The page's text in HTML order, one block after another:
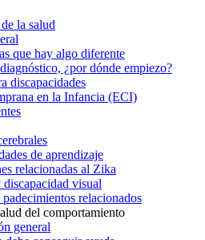
la salud
que hay algo diferente
¿por dónde empiezo?
discapacidades
en la Infancia (ECI)
de aprendizaje
relacionadas al Zika
discapacidad visual
relacionados
del comportamiento
general